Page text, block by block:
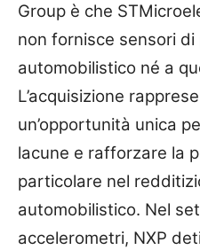
Group è che
non fornisce sensori
automobilistico né a
L’acquisizione
un’opportunità unica
lacune e rafforzare la
particolare nel
automobilistico. Nel
accelerometri, NXP